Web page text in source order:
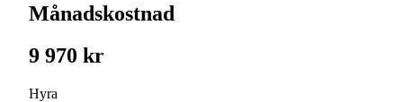
Månadskostnad
9 970 kr
Hyra